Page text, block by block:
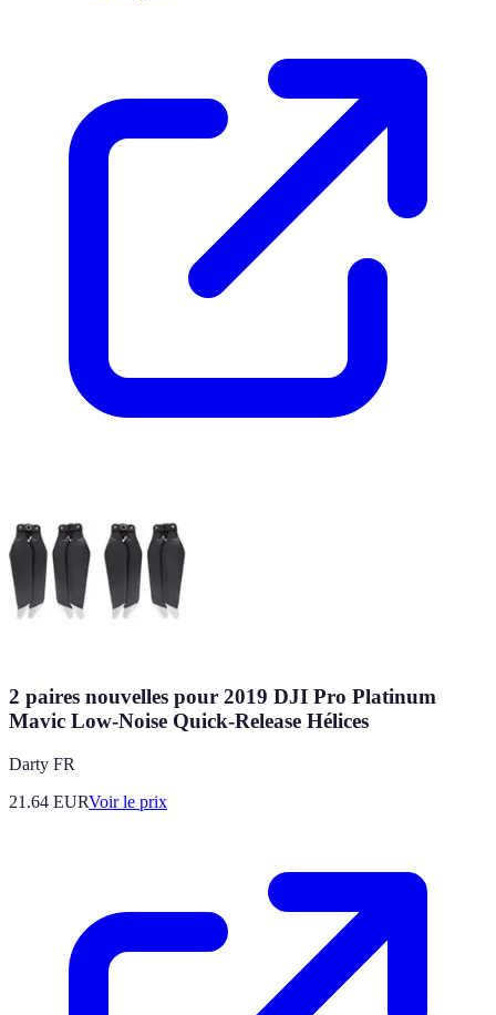
2 paires nouvelles pour 2019 DJI Pro Platinum
Mavic Low-Noise Quick-Release Hélices
Darty FR
21.64 EURVoir le prix